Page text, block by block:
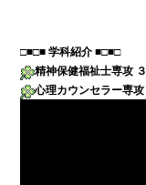
□■□■ 学科紹介
■□■□
精神保健福祉士専攻
心理カウンセラー専